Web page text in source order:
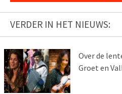
VERDER IN HET NIEUWS:
Over de
Groet en